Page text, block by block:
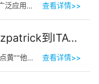
在印刷包装行业，平版装潢印刷品广泛应用于包装工艺品、日化标签、节日用品等场景，客户对同一批次产品的色… 查看详情>>
肤色等级怎么分？从Fitzpatrick到ITA°，三恩时皮肤测色仪让肤色“数字化”
以前我们描述肤色：“我偏白”“你有点黄”“他挺黑”……现在… 查看详情>>